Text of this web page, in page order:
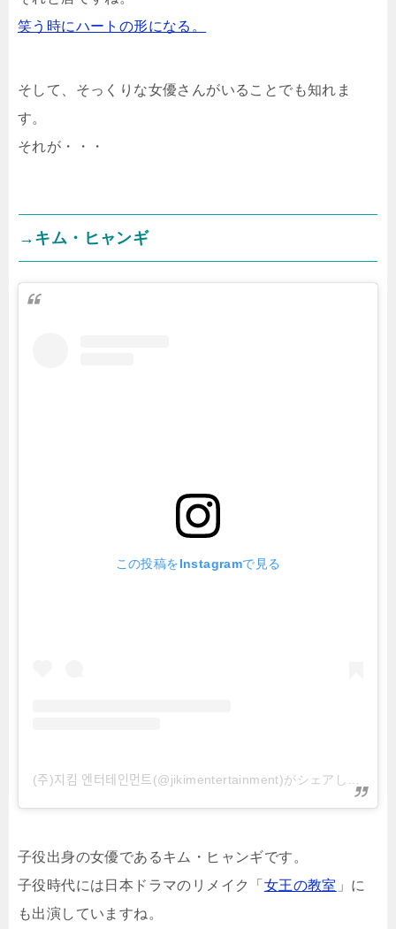
笑う時にハートの形になる。
そして、そっくりな女優さんがいることでも知れま
す。
それが・・・
→キム・ヒャンギ
この投稿をInstagramで見る
子役出身の女優であるキム・ヒャンギです。
子役時代には日本ドラマのリメイク「 女王の教室 」に
も出演していますね。